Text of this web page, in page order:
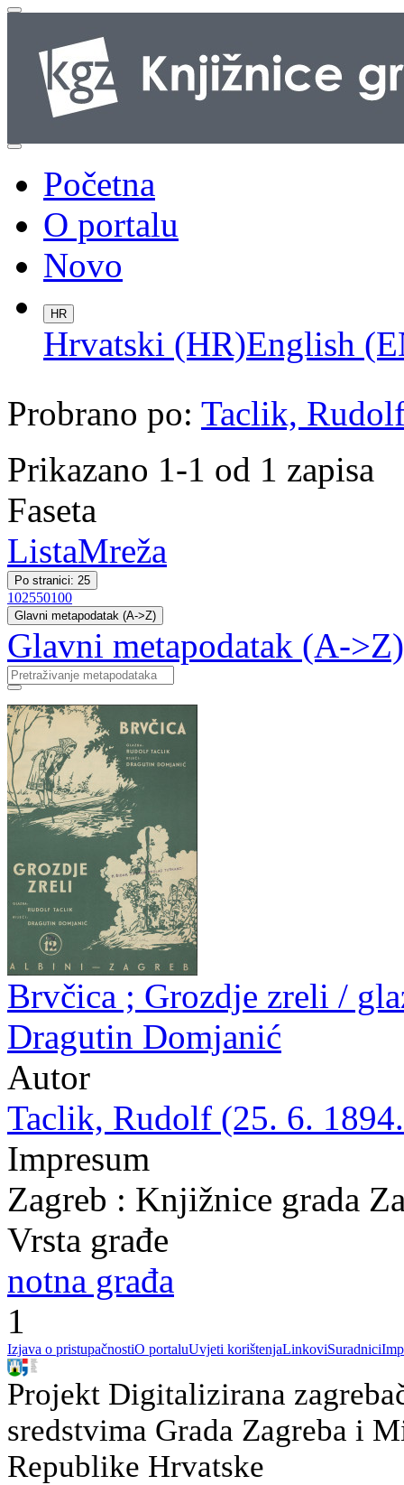
Početna
O portalu
Novo
HR
Hrvatski (HR)English
Probrano po: Taclik,
Prikazano 1-1 od 1 zapisa
Faseta
ListaMreža
Po stranici: 25
102550100
Glavni metapodatak (A->Z)
Glavni metapodatak (A->Z)
Brvčica ; Grozdje zreli /
Dragutin Domjanić
Autor
Taclik, Rudolf (25. 6.
Impresum
Zagreb : Knjižnice grada
Vrsta građe
notna građa
1
Izjava o pristupačnostiO portaluUvjeti korištenjaLinkoviSuradnici
Projekt Digitalizirana
sredstvima Grada Zagreba i
Republike Hrvatske